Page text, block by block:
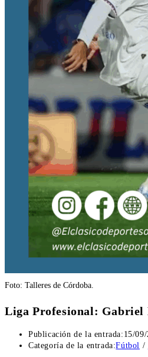
Foto: Talleres de Córdoba.
Liga Profesional: Gabriel
Publicación de la entrada: 15/
Categoría de la entrada:Fútbol /